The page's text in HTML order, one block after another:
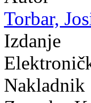
Torbar,
Izdanje
Nakladnik